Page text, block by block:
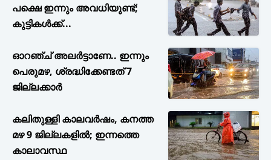
പക്ഷെ ഇന്നും അവധിയുണ്ട്;
കുട്ടികള്‍ക്ക്...
ഓറഞ്ച് അലർട്ടാണേ.. ഇന്നും
പെരുമഴ, ശ്രദ്ധിക്കേണ്ടത് 7
ജില്ലക്കാർ
കലിതുള്ളി കാലവർഷം, കനത്ത
മഴ 9 ജില്ലകളിൽ; ഇന്നത്തെ
കാലാവസ്ഥ